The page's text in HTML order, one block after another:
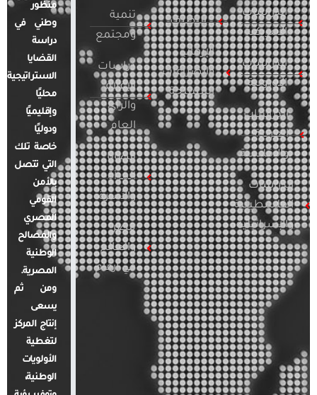
الدراسات
الأمريكية
الدراسات
الأوروبية
الدراسات
العربية
والإقليمية
الدراسات
الفلسطينية
والإسرائيلية
التطرف
الإرهاب
والصراعات
المسلحة
تنمية
ومجتمع
دراسات
الإعلام
والرأي
العام
قضايا
المرأة
والأسرة
مصر
والعالم
في أرقام
منظور
وطني في
دراسة
القضايا
الاستراتيجية
محليًا
وإقليميًا
ودوليًا
خاصة تلك
التي تتصل
بالأمن
القومي
المصري
والمصالح
الوطنية
المصرية.
ومن ثم
يسعى
إنتاج المركز
لتغطية
الأولويات
الوطنية،